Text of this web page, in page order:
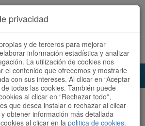
ahora Español | Català
Ordenar por:Más recientes
privacidad
y de terceros para mejorar
información estadística y analizar
La utilización de cookies nos
el contenido que ofrecemos y mostrarle
con sus intereses. Al clicar en “Aceptar
todas las cookies. También puede
al clicar en “Rechazar todo”,
que desea instalar o rechazar al clicar
y obtener información más detallada
al clicar en la politica de cookies.